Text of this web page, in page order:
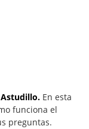
Astudillo. En esta
funciona el
preguntas.